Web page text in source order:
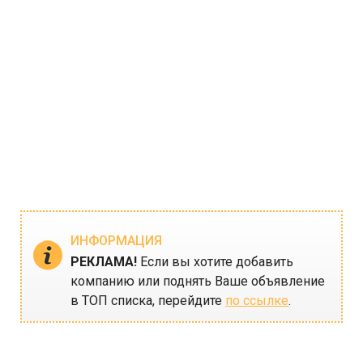
ИНФОРМАЦИЯ
РЕКЛАМА! Если вы хотите добавить
компанию или поднять Ваше объявление
в ТОП списка, перейдите по ссылке.